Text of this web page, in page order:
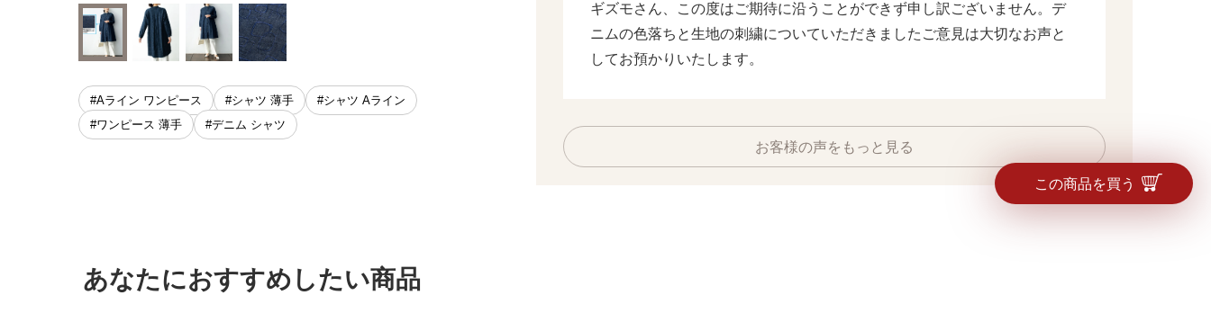
#Aライン ワンピース #シャツ 薄手
#シャツ Aライン
#ワンピース 薄手
#デニム シャツ
ギズモさん、この度はご期待に沿うことができず申し訳ございません。デ
ニムの色落ちと生地の刺繍についていただきましたご意見は大切なお声と
してお預かりいたします。
お客様の声をもっと見る
この商品を買う
あなたにおすすめしたい商品